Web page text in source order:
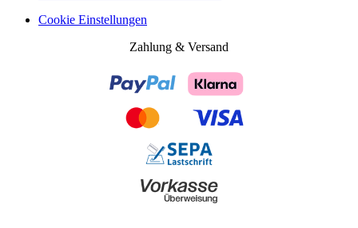
Cookie Einstellungen
Zahlung & Versand